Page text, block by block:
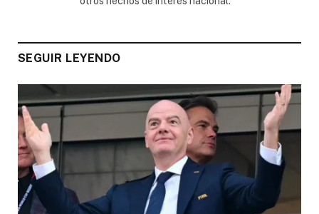
SEGUIR LEYENDO